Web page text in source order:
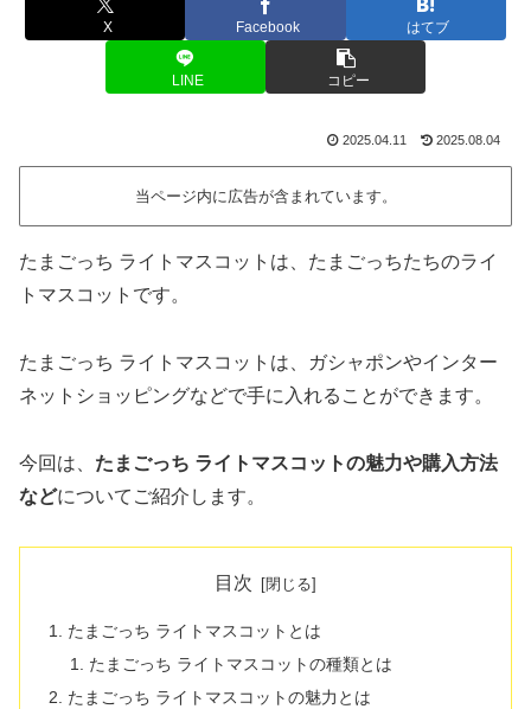
X Facebook はてブ
LINE コピー
2025.04.11 2025.08.04
当ページ内に広告が含まれています。
たまごっち ライトマスコットは、たまごっちたちのライ
トマスコットです。
たまごっち ライトマスコットは、ガシャポンやインター
ネットショッピングなどで手に入れることができます。
今回は、 たまごっち ライトマスコットの魅力や購入方法
などについてご紹介します。
目次
たまごっち ライトマスコットとは
たまごっち ライトマスコットの種類とは
たまごっち ライトマスコットの魅力とは